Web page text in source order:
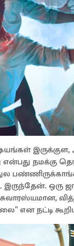
இருக்குள,
நமக்கு
இருந்தேன். ஒரு
என நட்டி